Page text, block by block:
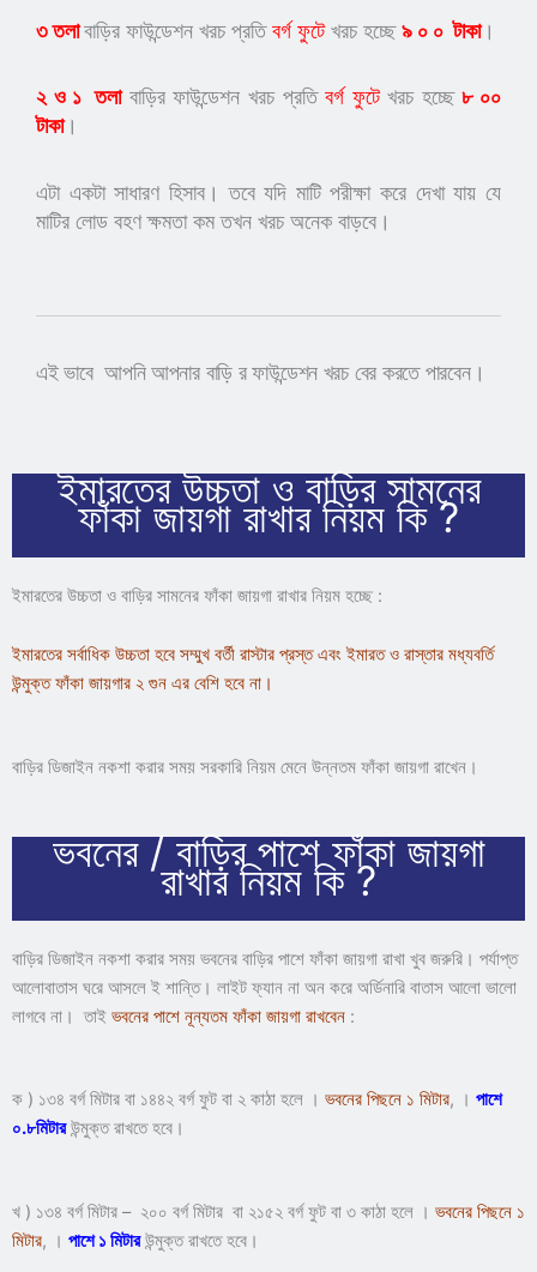
৩ তলাবাড়ির ফাউন্ডেশন খরচ প্রতিবর্গ ফুটেখরচ হচ্ছে৯ ০ ০ টাকা।
২ ও ১ তলাবাড়ির ফাউন্ডেশন খরচ প্রতিবর্গ ফুটেখরচ হচ্ছে৮ ০০
টাকা।
এটা একটা সাধারণ হিসাব। তবে যদি মাটি পরীক্ষা করে দেখা যায় যে
মাটির লোড বহণ ক্ষমতা কম তখন খরচ অনেক বাড়বে।
এই ভাবে আপনি আপনার বাড়ি র ফাউন্ডেশন খরচ বের করতে পারবেন।
ইমারতের উচ্চতা ও বাড়ির সামনের
ফাঁকা জায়গা রাখার নিয়ম কি ?
ইমারতের উচ্চতা ও বাড়ির সামনের ফাঁকা জায়গা রাখার নিয়ম হচ্ছে :
ইমারতের সর্বাধিক উচ্চতা হবে সম্মুখ বর্তী রাস্টার প্রস্ত এবং ইমারত ও রাস্তার মধ্যবর্তি
উন্মুক্ত ফাঁকা জায়গার ২ গুন এর বেশি হবে না।
বাড়ির ডিজাইন নকশা করার সময় সরকারি নিয়ম মেনে উন্নতম ফাঁকা জায়গা রাখেন।
ভবনের / বাড়ির পাশে ফাঁকা জায়গা
রাখার নিয়ম কি ?
বাড়ির ডিজাইন নকশা করার সময় ভবনের বাড়ির পাশে ফাঁকা জায়গা রাখা খুব জরুরি। পর্যাপ্ত
আলোবাতাস ঘরে আসলে ই শান্তি। লাইট ফ্যান না অন করে অর্ডিনারি বাতাস আলো ভালো
লাগবে না। তাই ভবনের পাশে নূন্যতম ফাঁকা জায়গা রাখবেন :
ক ) ১৩৪ বর্গ মিটার বা ১৪৪২ বর্গ ফুট বা ২ কাঠা হলে । ভবনের পিছনে ১ মিটার, । পাশে
০.৮মিটারউন্মুক্ত রাখতে হবে।
খ ) ১৩৪ বর্গ মিটার – ২০০ বর্গ মিটার বা ২১৫২ বর্গ ফুট বা ৩ কাঠা হলে । ভবনের পিছনে ১
মিটার, । পাশে ১ মিটারউন্মুক্ত রাখতে হবে।